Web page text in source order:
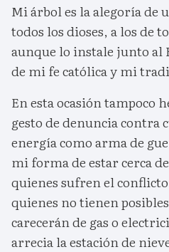
Mi árbol es la alegoría de
todos los dioses, a los de
aunque lo instale junto al
de mi fe católica y mi
En esta ocasión tampoco
gesto de denuncia contra
energía como arma de
mi forma de estar cerca
quienes sufren el
quienes no tienen
carecerán de gas o
arrecia la estación de